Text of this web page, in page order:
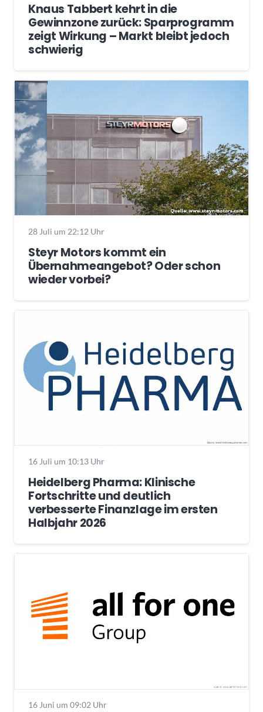
Knaus Tabbert kehrt in die
Gewinnzone zurück: Sparprogramm
zeigt Wirkung – Markt bleibt jedoch
schwierig
28 Juli um 22:12 Uhr
Steyr Motors kommt ein
Übernahmeangebot? Oder schon
wieder vorbei?
16 Juli um 10:13 Uhr
Heidelberg Pharma: Klinische
Fortschritte und deutlich
verbesserte Finanzlage im ersten
Halbjahr 2026
16 Juni um 09:02 Uhr